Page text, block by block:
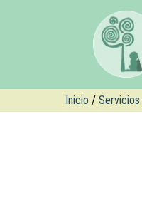
Inicio / Servicios